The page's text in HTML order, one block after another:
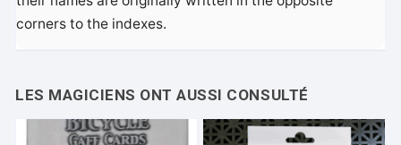
corners to the indexes.